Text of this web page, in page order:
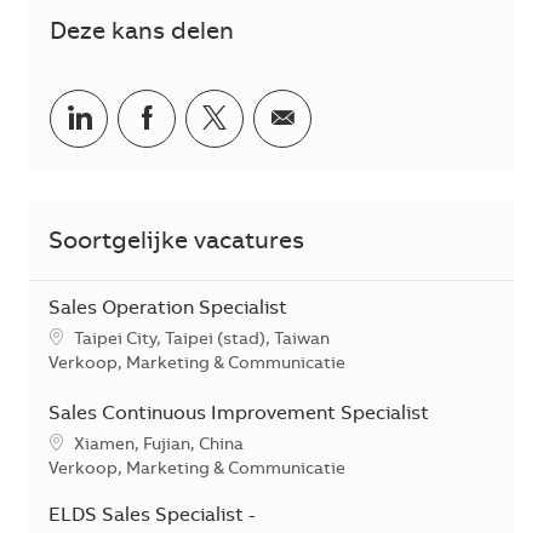
Deze kans delen
Delen via LinkedIn
Delen via Facebook
Delen via twitter
Delen via e-mail
Soortgelijke vacatures
Sales Operation Specialist
*Je kunt je voorkeurslocatie(s) selecteren tijdens de
Taipei City, Taipei (stad), Taiwan
Categorie
Verkoop, Marketing & Communicatie
Sales Continuous Improvement Specialist
*Je kunt je voorkeurslocatie(s) selecteren tijdens de
Xiamen, Fujian, China
Categorie
Verkoop, Marketing & Communicatie
ELDS Sales Specialist -